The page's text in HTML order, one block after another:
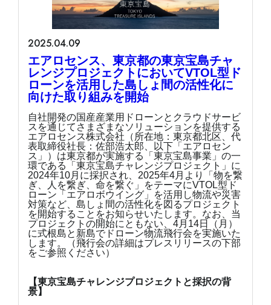
2025.04.09
エアロセンス、東京都の東京宝島チャ
レンジプロジェクトにおいてVTOL型ド
ローンを活用した島しょ間の活性化に
向けた取り組みを開始
自社開発の国産産業用ドローンとクラウドサービ
スを通じてさまざまなソリューションを提供する
エアロセンス株式会社（所在地：東京都北区、代
表取締役社長：佐部浩太郎、以下「エアロセン
ス」）は東京都が実施する「東京宝島事業」の一
環である「東京宝島チャレンジプロジェクト」に
2024年10月に採択され、2025年4月より「物を繋
ぎ、人を繋ぎ、命を繋ぐ」をテーマにVTOL型ド
ローン「エアロボウイング」を活用し物流や災害
対策など、島しょ間の活性化を図るプロジェクト
を開始することをお知らせいたします。なお、当
プロジェクトの開始にともない、4月14日（月）
に式根島と新島でドローン物流飛行会を実施いた
します。（飛行会の詳細はプレスリリースの下部
をご参照ください）
【東京宝島チャレンジプロジェクトと採択の背
景】